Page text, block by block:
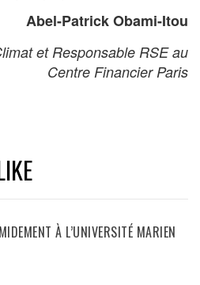
Abel-Patrick Obami-Itou
et Responsable RSE au
Centre Financier Paris
À L’UNIVERSITÉ MARIEN